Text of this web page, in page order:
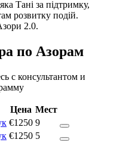
Тані за підтримку,
розвитку подій.
2.0.
по Азорам
с консультантом и
Цена Мест
€1250 9
€1250 5